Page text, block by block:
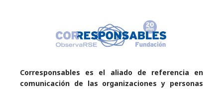
Corresponsables es el aliado de referencia en
comunicación de las organizaciones y personas